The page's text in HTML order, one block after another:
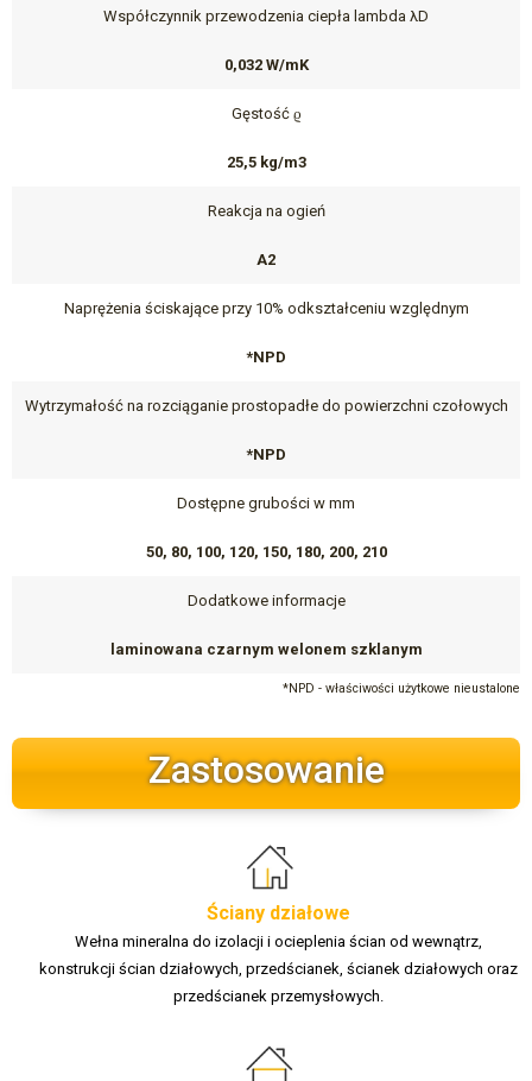
Współczynnik przewodzenia ciepła lambda λD
0,032 W/mK
Gęstość ϱ
25,5 kg/m3
Reakcja na ogień
A2
Naprężenia ściskające przy 10% odkształceniu względnym
*NPD
Wytrzymałość na rozciąganie prostopadłe do powierzchni czołowych
*NPD
Dostępne grubości w mm
50, 80, 100, 120, 150, 180, 200, 210
Dodatkowe informacje
laminowana czarnym welonem szklanym
*NPD - właściwości użytkowe nieustalone
Zastosowanie
Ściany działowe
Wełna mineralna do izolacji i ocieplenia ścian od wewnątrz,
konstrukcji ścian działowych, przedścianek, ścianek działowych oraz
przedścianek przemysłowych.